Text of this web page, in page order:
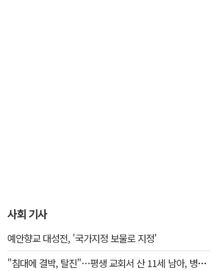
사회 기사
예안향교 대성전, '국가지정 보물로 지정'
"침대에 결박, 탈진"…평생 교회서 산 11세 남아, 병원 이송 끝 숨져